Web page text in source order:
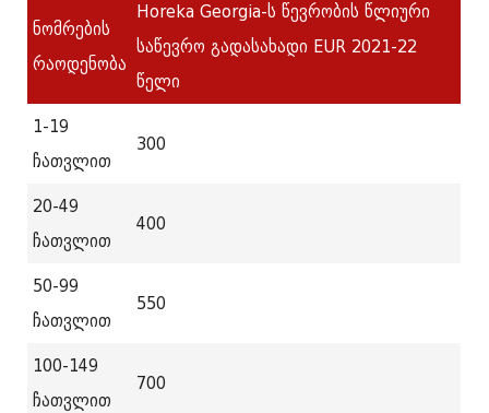
ნომრების
რაოდენობა
Horeka Georgia-ს წევრობის წლიური
საწევრო გადასახადი EUR 2021-22
წელი
1-19
ჩათვლით
300
20-49
ჩათვლით
400
50-99
ჩათვლით
550
100-149
ჩათვლით
700